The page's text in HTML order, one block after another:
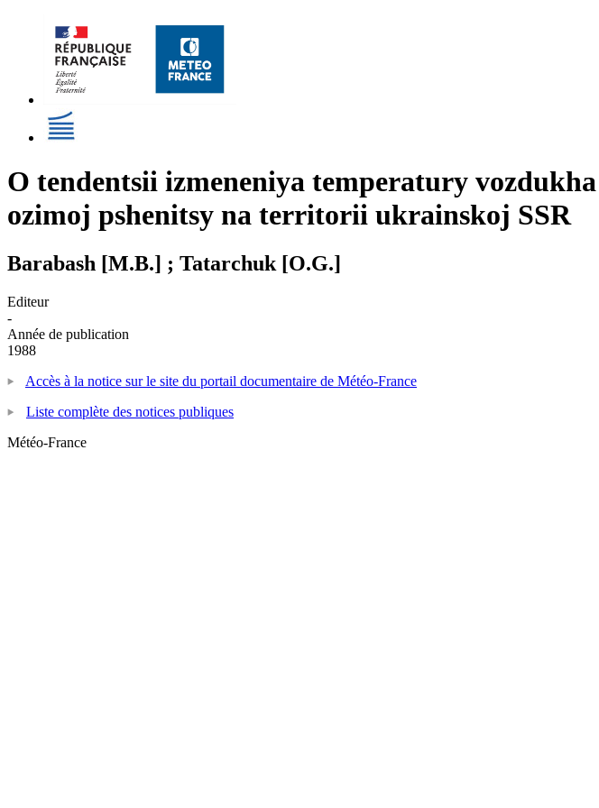
O tendentsii izmeneniya temperatury
ozimoj pshenitsy na territorii ukrainskoj SSR
Barabash [M.B.] ; Tatarchuk [O.G.]
Editeur
-
Année de publication
1988
Accès à la notice sur le site du portail documentaire de Météo-France
Liste complète des notices publiques
Météo-France